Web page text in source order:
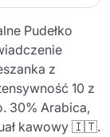
Pudełko
z
10 z
30% Arabica,
kawowy 🇮🇹.